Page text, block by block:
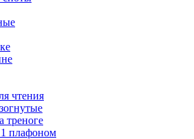
чтения
треноге
плафоном